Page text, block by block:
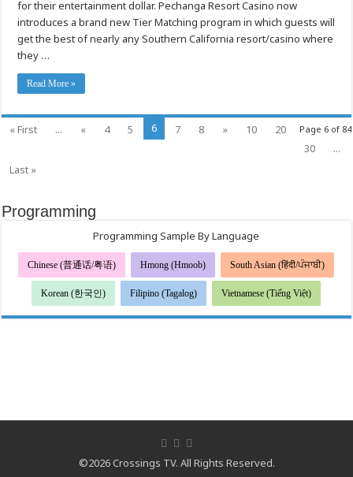
Get
Valuable
Perks
When
Casino
for their entertainment dollar. Pechanga Resort Casino now
introduces a brand new Tier Matching program in which guests will
get the best of nearly any Southern California resort/casino where
they …
Read More »
Page 6 of 84
« First ... « 4 5 6 7 8 » 10
20
30
...
Last »
Programming
Programming Sample By Language
Chinese (普通话/粤语) Hmong (Hmoob) South Asian (हिंदी/ਪੰਜਾਬੀ)
Korean (한국인) Filipino (Tagalog) Vietnamese (Tiếng Việt)
©2026 Crossings TV. All Rights Reserved.